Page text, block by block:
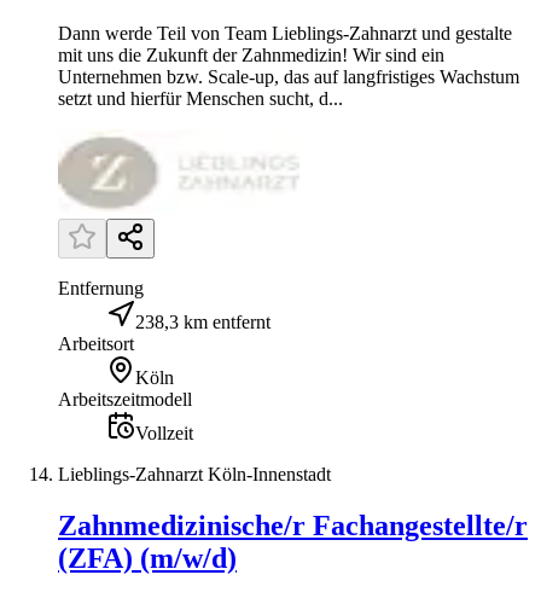
Dann werde Teil von Team Lieblings-Zahnarzt und gestalte
mit uns die Zukunft der Zahnmedizin! Wir sind ein
Unternehmen bzw. Scale-up, das auf langfristiges Wachstum
setzt und hierfür Menschen sucht, d...
Entfernung
238,3 km entfernt
Arbeitsort
Köln
Arbeitszeitmodell
Vollzeit
Lieblings-Zahnarzt Köln-Innenstadt
Zahnmedizinische/r Fachangestellte/r
(ZFA) (m/w/d)